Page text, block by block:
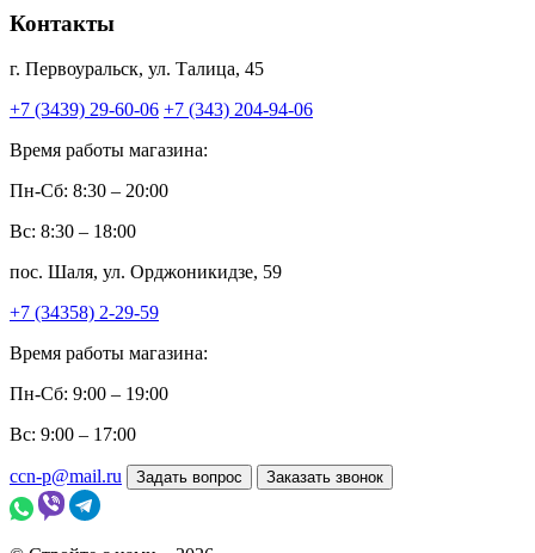
Контакты
г. Первоуральск, ул. Талица, 45
+7 (3439) 29-60-06 +7 (343) 204-94-06
Время работы магазина:
Пн-Сб: 8:30 – 20:00
Вс: 8:30 – 18:00
пос. Шаля, ул. Орджоникидзе, 59
+7 (34358) 2-29-59
Время работы магазина:
Пн-Сб: 9:00 – 19:00
Вс: 9:00 – 17:00
ccn-p@mail.ru Задать вопрос Заказать звонок